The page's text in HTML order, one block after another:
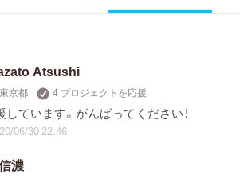
Atsushi
東京都 4 プロジェクトを応援
しています。がんばってください！
06/30 22:46
濃